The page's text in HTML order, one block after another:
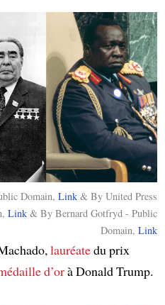
Domain,Link & By United Press
Link & By Bernard Gotfryd - Public
Domain,Link
lauréatedu prix
d’orà Donald Trump.